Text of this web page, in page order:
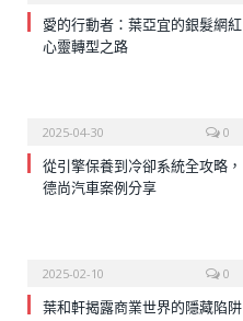
愛的行動者：葉亞宜的銀髮網紅
心靈轉型之路
2025-04-30 0
從引擎保養到冷卻系統全攻略，
德尚汽車案例分享
2025-02-10 0
葉和軒揭露商業世界的隱藏陷阱